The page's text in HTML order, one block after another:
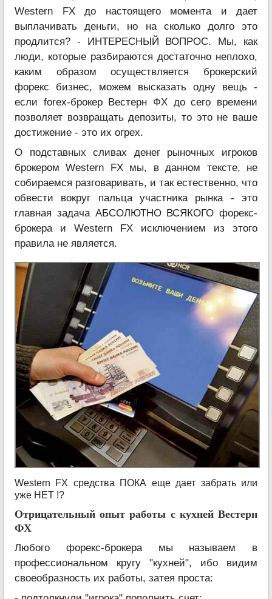
Western FX до настоящего момента и дает
выплачивать деньги, но на сколько долго это
продлится? - ИНТЕРЕСНЫЙ ВОПРОС. Мы, как
люди, которые разбираются достаточно неплохо,
каким образом осуществляется брокерский
форекс бизнес, можем высказать одну вещь -
если forex-брокер Вестерн ФХ до сего времени
позволяет возвращать депозиты, то это не ваше
достижение - это их огрех.
О подставных сливах денег рыночных игроков
брокером Western FX мы, в данном тексте, не
собираемся разговаривать, и так естественно, что
обвести вокруг пальца участника рынка - это
главная задача АБСОЛЮТНО ВСЯКОГО форекс-
брокера и Western FX исключением из этого
правила не является.
Western FX средства ПОКА еще дает забрать или
уже НЕТ !?
Отрицательный опыт работы с кухней Вестерн
ФХ
Любого форекс-брокера мы называем в
профессиональном кругу "кухней", ибо видим
своеобразность их работы, затея проста: